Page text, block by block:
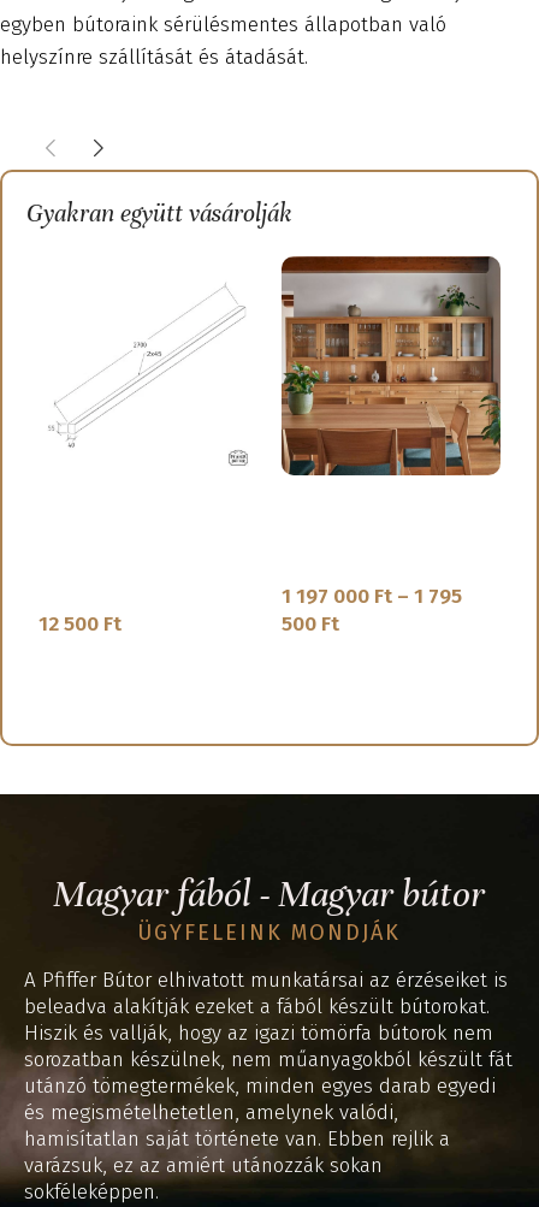
egyben bútoraink sérülésmentes állapotban való
helyszínre szállítását és átadását.
Gyakran együtt vásárolják
12 500 Ft
1 197 000 Ft – 1 795
500 Ft
Magyar fából - Magyar bútor
ÜGYFELEINK MONDJÁK
A Pfiffer Bútor elhivatott munkatársai az érzéseiket is
beleadva alakítják ezeket a fából készült bútorokat.
Hiszik és vallják, hogy az igazi tömörfa bútorok nem
sorozatban készülnek, nem műanyagokból készült fát
utánzó tömegtermékek, minden egyes darab egyedi
és megismételhetetlen, amelynek valódi,
hamisítatlan saját története van. Ebben rejlik a
varázsuk, ez az amiért utánozzák sokan
sokféleképpen.